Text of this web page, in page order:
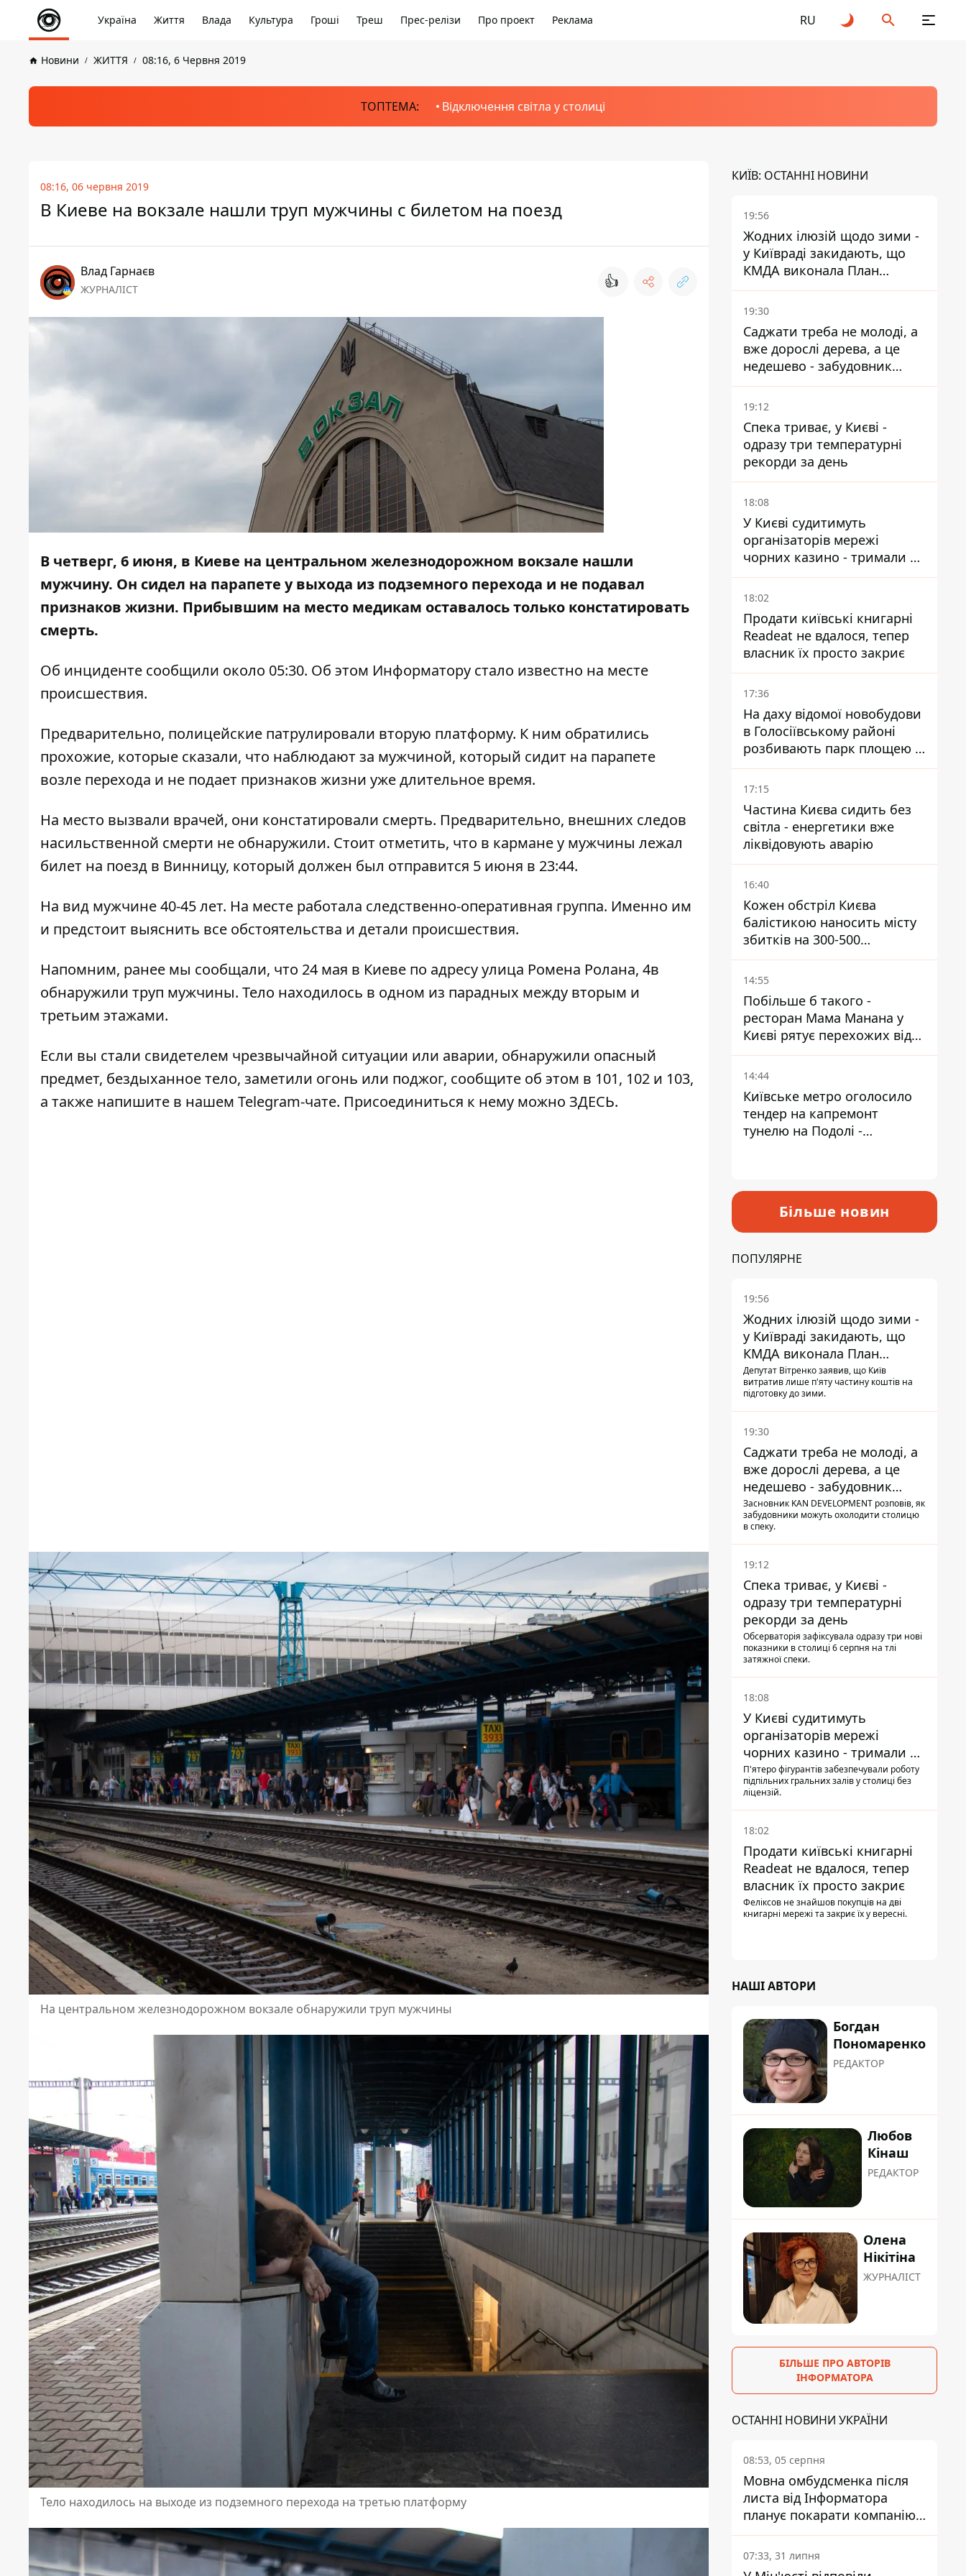
Україна Життя Влада Культура Гроші Треш Прес-релізи Про проект Реклама RU
Новини ЖИТТЯ 08:16, 6 Червня 2019
ТОПТЕМА: Відключення світла у столиці
08:16, 06 червня 2019
В Киеве на вокзале нашли труп мужчины с билетом на поезд
Влад Гарнаєв
ЖУРНАЛІСТ 👍
В четверг, 6 июня, в Киеве на центральном железнодорожном вокзале нашли
мужчину. Он сидел на парапете у выхода из подземного перехода и не подавал
признаков жизни. Прибывшим на место медикам оставалось только констатировать
смерть.
Об инциденте сообщили около 05:30. Об этом Информатору стало известно на месте
происшествия.
Предварительно, полицейские патрулировали вторую платформу. К ним обратились
прохожие, которые сказали, что наблюдают за мужчиной, который сидит на парапете
возле перехода и не подает признаков жизни уже длительное время.
На место вызвали врачей, они констатировали смерть. Предварительно, внешних следов
насильственной смерти не обнаружили. Стоит отметить, что в кармане у мужчины лежал
билет на поезд в Винницу, который должен был отправится 5 июня в 23:44.
На вид мужчине 40-45 лет. На месте работала следственно-оперативная группа. Именно им
и предстоит выяснить все обстоятельства и детали происшествия.
Напомним, ранее мы сообщали, что 24 мая в Киеве по адресуулица Ромена Ролана, 4в
обнаружили труп мужчины. Тело находилось в одном из парадных между вторым и
третьим этажами.
Если вы стали свидетелем чрезвычайной ситуации или аварии, обнаружили опасный
предмет, бездыханное тело, заметили огонь или поджог, сообщите об этом в 101, 102 и 103,
а также напишите в нашем Telegram-чате. Присоединиться к нему можно ЗДЕСЬ.
На центральном железнодорожном вокзале обнаружили труп мужчины
Тело находилось на выходе из подземного перехода на третью платформу
КИЇВ: ОСТАННІ НОВИНИ
19:56
Жодних ілюзій щодо зими -
у Київраді закидають, що
КМДА виконала План
стійкості на 20%
19:30
Саджати треба не молоді, а
вже дорослі дерева, а це
недешево - забудовник
Ніконов
19:12
Спека триває, у Києві -
одразу три температурні
рекорди за день
18:08
У Києві судитимуть
організаторів мережі
чорних казино - тримали 39
закладів
18:02
Продати київські книгарні
Readeat не вдалося, тепер
власник їх просто закриє
17:36
На даху відомої новобудови
в Голосіївському районі
розбивають парк площею в
гектар
17:15
Частина Києва сидить без
світла - енергетики вже
ліквідовують аварію
16:40
Кожен обстріл Києва
балістикою наносить місту
збитків на 300-500
мільйонів - Петро
Пантелеєв
14:55
Побільше б такого -
ресторан Мама Манана у
Києві рятує перехожих від
спеки
14:44
Київське метро оголосило
тендер на капремонт
тунелю на Подолі -
Більше новин
ПОПУЛЯРНЕ
19:56
Жодних ілюзій щодо зими -
у Київраді закидають, що
КМДА виконала План
стійкості на 20%
Депутат Вітренко заявив, що Київ
витратив лише п'яту частину коштів на
підготовку до зими.
19:30
Саджати треба не молоді, а
вже дорослі дерева, а це
недешево - забудовник
Ніконов
Засновник KAN DEVELOPMENT розповів, як
забудовники можуть охолодити столицю
в спеку.
19:12
Спека триває, у Києві -
одразу три температурні
рекорди за день
Обсерваторія зафіксувала одразу три нові
показники в столиці 6 серпня на тлі
затяжної спеки.
18:08
У Києві судитимуть
організаторів мережі
чорних казино - тримали 39
закладів
П'ятеро фігурантів забезпечували роботу
підпільних гральних залів у столиці без
ліцензій.
18:02
Продати київські книгарні
Readeat не вдалося, тепер
власник їх просто закриє
Феліксов не знайшов покупців на дві
книгарні мережі та закриє їх у вересні.
НАШІ АВТОРИ
Богдан
Пономаренко
РЕДАКТОР
Любов
Кінаш
РЕДАКТОР
Олена
Нікітіна
ЖУРНАЛІСТ
БІЛЬШЕ ПРО АВТОРІВ
ІНФОРМАТОРА
ОСТАННІ НОВИНИ УКРАЇНИ
08:53, 05 серпня
Мовна омбудсменка після
листа від Інформатора
планує покарати компанію-
підрядника ПриватБанку
07:33, 31 липня